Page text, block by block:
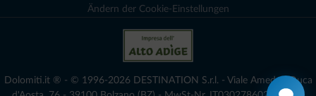
Ändern der Cookie-Einstellungen
Dolomiti.it ® - © 1996-2026 DESTINATION S.r.l. - Viale Amedeo Duca